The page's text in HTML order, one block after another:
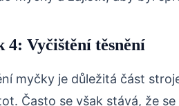
4: Vyčištění těsnění
myčky je důležitá část
Často se však stává, že